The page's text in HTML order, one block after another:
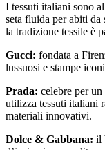
I tessuti italiani sono
seta fluida per abiti da
la tradizione tessile è
Gucci: fondata a
lussuosi e stampe
Prada: celebre per un
utilizza tessuti italiani
materiali innovativi.
Dolce & Gabbana: il